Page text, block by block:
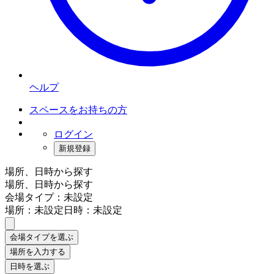
ヘルプ
スペースをお持ちの方
ログイン
新規登録
場所、日時から探す
場所、日時から探す
会場タイプ：未設定
場所：未設定日時：未設定
会場タイプを選ぶ
場所を入力する
日時を選ぶ